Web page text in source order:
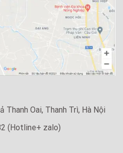
Thanh Oai, Thanh Trì, Hà Nội
(Hotline+ zalo)